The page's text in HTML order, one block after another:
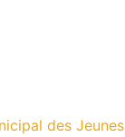
des Jeunes